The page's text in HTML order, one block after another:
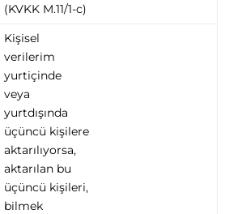
(KVKK M.11/1-c)
Kişisel
verilerim
yurtiçinde
veya
yurtdışında
üçüncü kişilere
aktarılıyorsa,
aktarılan bu
üçüncü kişileri,
bilmek